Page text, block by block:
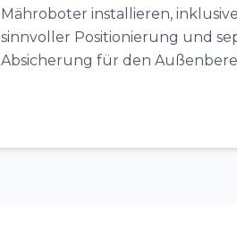
Mähroboter installieren, inklusive
sinnvoller Positionierung und
Absicherung für den